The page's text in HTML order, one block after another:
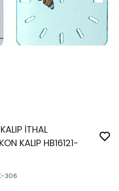
İTHAL
KALIP HB16121-
306